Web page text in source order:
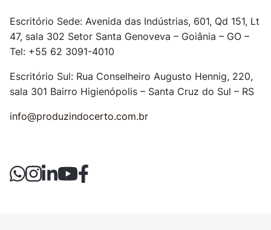
Escritório Sede: Avenida das Indústrias, 601, Qd 151, Lt
47, sala 302 Setor Santa Genoveva – Goiânia – GO –
Tel: +55 62 3091-4010
Escritório Sul: Rua Conselheiro Augusto Hennig, 220,
sala 301 Bairro Higienópolis – Santa Cruz do Sul – RS
info@produzindocerto.com.br